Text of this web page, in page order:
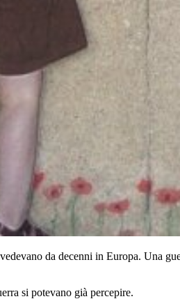
da decenni in Europa. Una
si potevano già percepire.